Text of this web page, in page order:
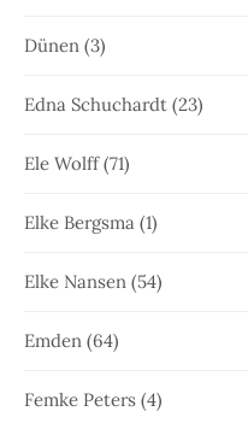
Dünen (3)
Edna Schuchardt (23)
Ele Wolff(71)
Elke Bergsma (1)
Elke Nansen (54)
Emden (64)
Femke Peters (4)